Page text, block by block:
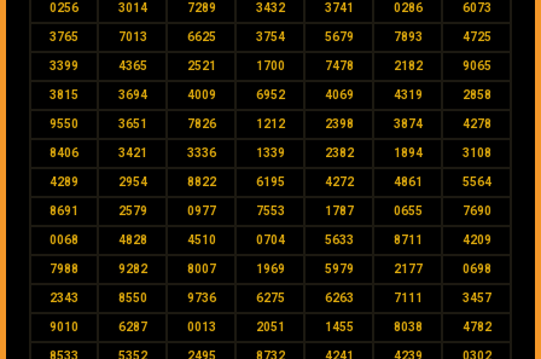
0256 3014 7289 3432 3741 0286 6073
3765 7013 6625 3754 5679 7893 4725
3399 4365 2521 1700 7478 2182 9065
3815 3694 4009 6952 4069 4319 2858
9550 3651 7826 1212 2398 3874 4278
8406 3421 3336 1339 2382 1894 3108
4289 2954 8822 6195 4272 4861 5564
8691 2579 0977 7553 1787 0655 7690
0068 4828 4510 0704 5633 8711 4209
7988 9282 8007 1969 5979 2177 0698
2343 8550 9736 6275 6263 7111 3457
9010 6287 0013 2051 1455 8038 4782